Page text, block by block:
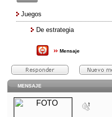
Juegos
De estrategia
Mensaje
MENSAJE